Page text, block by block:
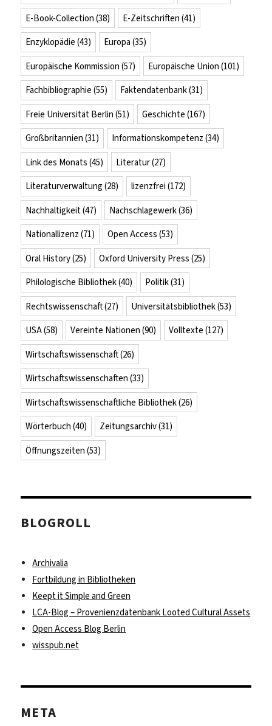
E-Book-Collection (38) E-Zeitschriften (41)
Enzyklopädie (43) Europa (35)
Europäische Kommission (57) Europäische Union (101)
Fachbibliographie (55) Faktendatenbank(31)
Freie Universität Berlin (51) Geschichte (167)
Großbritannien (31) Informationskompetenz (34)
Link des Monats (45) Literatur(27)
Literaturverwaltung (28) lizenzfrei (172)
Nachhaltigkeit(47) Nachschlagewerk(36)
Nationallizenz (71) Open Access (53)
Oral History(25) Oxford University Press (25)
Philologische Bibliothek(40) Politik(31)
Rechtswissenschaft(27) Universitätsbibliothek(53)
USA(58) Vereinte Nationen (90) Volltexte (127)
Wirtschaftswissenschaft(26)
Wirtschaftswissenschaften (33)
Wirtschaftswissenschaftliche Bibliothek(26)
Wörterbuch (40) Zeitungsarchiv(31)
Öffnungszeiten (53)
BLOGROLL
Archivalia
Fortbildung in Bibliotheken
Keept it Simple and Green
LCA-Blog – Provenienzdatenbank Looted Cultural Assets
Open Access Blog Berlin
wisspub.net
META